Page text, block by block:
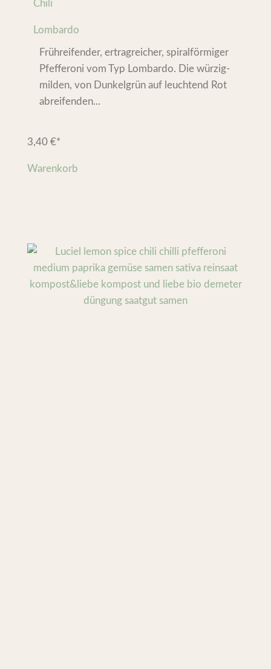
Chili
Lombardo
Frühreifender, ertragreicher, spiralförmiger
Pfefferoni vom Typ Lombardo. Die würzig-
milden, von Dunkelgrün auf leuchtend Rot
abreifenden...
3,40 €*
Warenkorb